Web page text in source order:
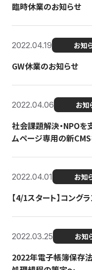
臨時休業のお知らせ
2022.04.19 お知
GW休業のお知らせ
2022.04.06 お知
社会課題解決・NPOを
ムページ専用の新CMS
2022.04.01 お知
【4/1スタート】コング
2022.03.25 お知
2022年電子帳簿保存